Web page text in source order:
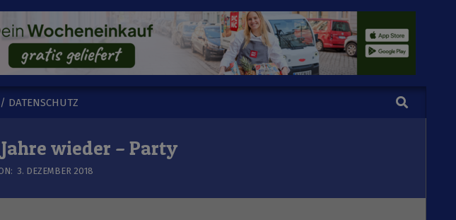
DATENSCHUTZ Search
wieder – Party
3. DEZEMBER 2018